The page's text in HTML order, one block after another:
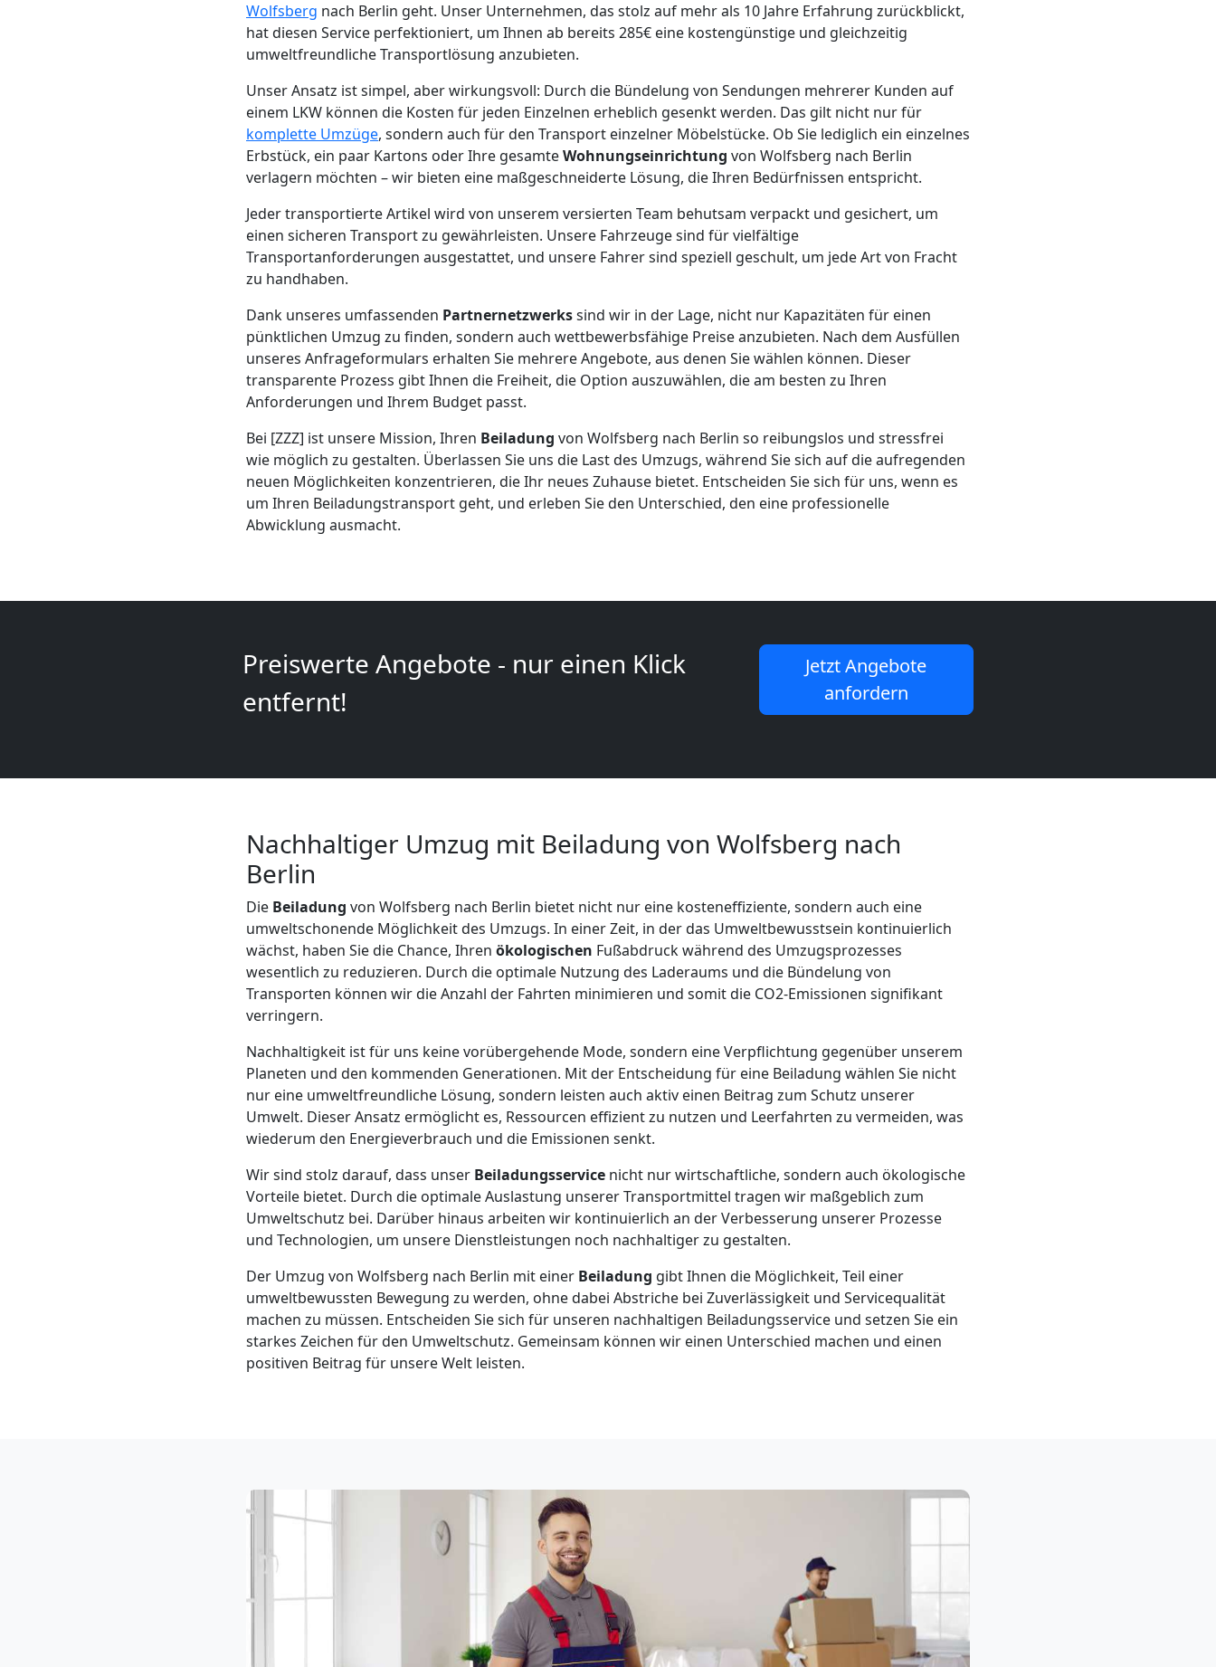
Wolfsberg nach Berlin geht. Unser Unternehmen, das stolz auf mehr als 10 Jahre Erfahrung zurückblickt,
hat diesen Service perfektioniert, um Ihnen ab bereits 285€ eine kostengünstige und gleichzeitig
umweltfreundliche Transportlösung anzubieten.
Unser Ansatz ist simpel, aber wirkungsvoll: Durch die Bündelung von Sendungen mehrerer Kunden auf
einem LKW können die Kosten für jeden Einzelnen erheblich gesenkt werden. Das gilt nicht nur für
komplette Umzüge, sondern auch für den Transport einzelner Möbelstücke. Ob Sie lediglich ein einzelnes
Erbstück, ein paar Kartons oder Ihre gesamteWohnungseinrichtung von Wolfsberg nach Berlin
verlagern möchten – wir bieten eine maßgeschneiderte Lösung, die Ihren Bedürfnissen entspricht.
Jeder transportierte Artikel wird von unserem versierten Team behutsam verpackt und gesichert, um
einen sicheren Transport zu gewährleisten. Unsere Fahrzeuge sind für vielfältige
Transportanforderungen ausgestattet, und unsere Fahrer sind speziell geschult, um jede Art von Fracht
zu handhaben.
Dank unseres umfassenden Partnernetzwerkssind wir in der Lage, nicht nur Kapazitäten für einen
pünktlichen Umzug zu finden, sondern auch wettbewerbsfähige Preise anzubieten. Nach dem Ausfüllen
unseres Anfrageformulars erhalten Sie mehrere Angebote, aus denen Sie wählen können. Dieser
transparente Prozess gibt Ihnen die Freiheit, die Option auszuwählen, die am besten zu Ihren
Anforderungen und Ihrem Budget passt.
Bei [ZZZ] ist unsere Mission, Ihren Beiladung von Wolfsberg nach Berlin so reibungslos und stressfrei
wie möglich zu gestalten. Überlassen Sie uns die Last des Umzugs, während Sie sich auf die aufregenden
neuen Möglichkeiten konzentrieren, die Ihr neues Zuhause bietet. Entscheiden Sie sich für uns, wenn es
um Ihren Beiladungstransport geht, und erleben Sie den Unterschied, den eine professionelle
Abwicklung ausmacht.
Preiswerte Angebote - nur einen Klick
entfernt!
Jetzt Angebote
anfordern
Nachhaltiger Umzug mit Beiladung von Wolfsberg nach
Berlin
Die Beiladung von Wolfsberg nach Berlin bietet nicht nur eine kosteneffiziente, sondern auch eine
umweltschonende Möglichkeit des Umzugs. In einer Zeit, in der das Umweltbewusstsein kontinuierlich
wächst, haben Sie die Chance, Ihren ökologischen Fußabdruck während des Umzugsprozesses
wesentlich zu reduzieren. Durch die optimale Nutzung des Laderaums und die Bündelung von
Transporten können wir die Anzahl der Fahrten minimieren und somit die CO2-Emissionen signifikant
verringern.
Nachhaltigkeit ist für uns keine vorübergehende Mode, sondern eine Verpflichtung gegenüber unserem
Planeten und den kommenden Generationen. Mit der Entscheidung für eine Beiladung wählen Sie nicht
nur eine umweltfreundliche Lösung, sondern leisten auch aktiv einen Beitrag zum Schutz unserer
Umwelt. Dieser Ansatz ermöglicht es, Ressourcen effizient zu nutzen und Leerfahrten zu vermeiden, was
wiederum den Energieverbrauch und die Emissionen senkt.
Wir sind stolz darauf, dass unser Beiladungsservice nicht nur wirtschaftliche, sondern auch ökologische
Vorteile bietet. Durch die optimale Auslastung unserer Transportmittel tragen wir maßgeblich zum
Umweltschutz bei. Darüber hinaus arbeiten wir kontinuierlich an der Verbesserung unserer Prozesse
und Technologien, um unsere Dienstleistungen noch nachhaltiger zu gestalten.
Der Umzug von Wolfsberg nach Berlin mit einer Beiladung gibt Ihnen die Möglichkeit, Teil einer
umweltbewussten Bewegung zu werden, ohne dabei Abstriche bei Zuverlässigkeit und Servicequalität
machen zu müssen. Entscheiden Sie sich für unseren nachhaltigen Beiladungsservice und setzen Sie ein
starkes Zeichen für den Umweltschutz. Gemeinsam können wir einen Unterschied machen und einen
positiven Beitrag für unsere Welt leisten.
Klaviertransport